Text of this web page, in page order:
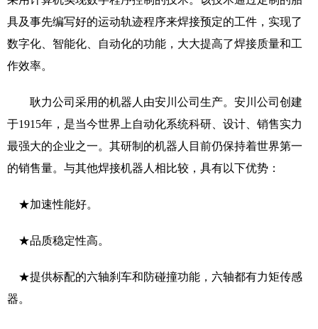
具及事先编写好的运动轨迹程序来焊接预定的工件，实现了
数字化、智能化、自动化的功能，大大提高了焊接质量和工
作效率。
耿力公司采用的机器人由安川公司生产。安川公司创建
于1915年，是当今世界上自动化系统科研、设计、销售实力
最强大的企业之一。其研制的机器人目前仍保持着世界第一
的销售量。与其他焊接机器人相比较，具有以下优势：
★加速性能好。
★品质稳定性高。
★提供标配的六轴刹车和防碰撞功能，六轴都有力矩传感
器。